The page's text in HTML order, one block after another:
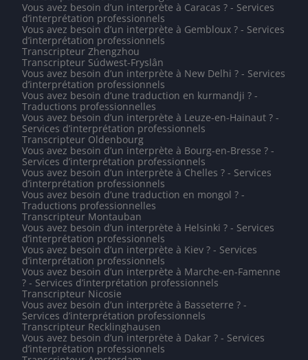
Vous avez besoin d’un interprète à Caracas ? - Services
d’interprétation professionnels
Vous avez besoin d’un interprète à Gembloux ? - Services
d’interprétation professionnels
Transcripteur Zhengzhou
Transcripteur Súdwest-Fryslân
Vous avez besoin d’un interprète à New Delhi ? - Services
d’interprétation professionnels
Vous avez besoin d’une traduction en kurmandji ? -
Traductions professionnelles
Vous avez besoin d’un interprète à Leuze-en-Hainaut ? -
Services d’interprétation professionnels
Transcripteur Oldenbourg
Vous avez besoin d’un interprète à Bourg-en-Bresse ? -
Services d’interprétation professionnels
Vous avez besoin d’un interprète à Chelles ? - Services
d’interprétation professionnels
Vous avez besoin d’une traduction en mongol ? -
Traductions professionnelles
Transcripteur Montauban
Vous avez besoin d’un interprète à Helsinki ? - Services
d’interprétation professionnels
Vous avez besoin d’un interprète à Kiev ? - Services
d’interprétation professionnels
Vous avez besoin d’un interprète à Marche-en-Famenne
? - Services d’interprétation professionnels
Transcripteur Nicosie
Vous avez besoin d’un interprète à Basseterre ? -
Services d’interprétation professionnels
Transcripteur Recklinghausen
Vous avez besoin d’un interprète à Dakar ? - Services
d’interprétation professionnels